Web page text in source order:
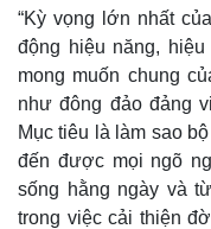
“Kỳ vọng lớn nhất
động hiệu năng,
mong muốn chung
như đông đảo đảng
Mục tiêu là làm sao
đến được mọi ngõ
sống hằng ngày và
trong việc cải thiện